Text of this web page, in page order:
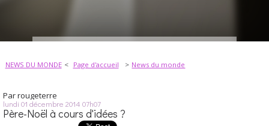
NEWS DU MONDE Page d'accueil News du monde
Parrougeterre
lundi 01 décembre 2014 07h07
Père-Noël à cours d'idées ?